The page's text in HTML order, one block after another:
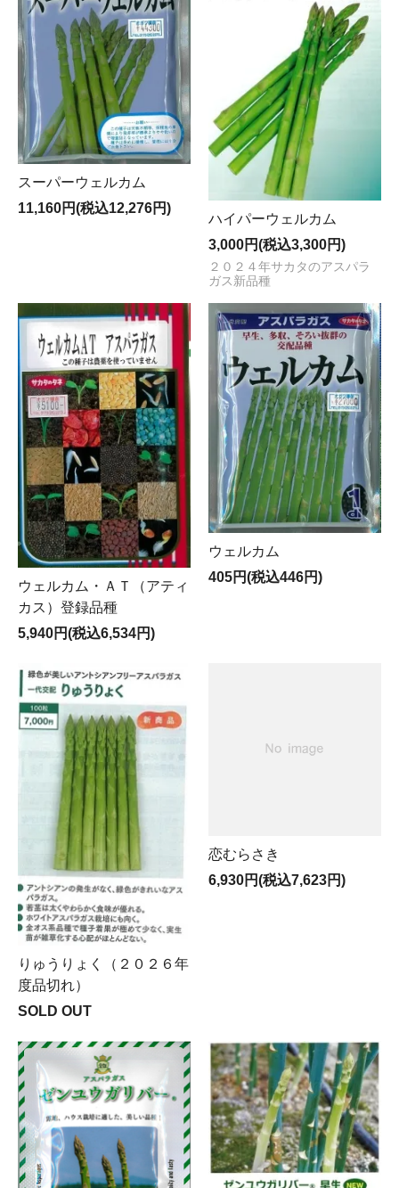
スーパーウェルカム
11,160円(税込12,276円)
ハイパーウェルカム
3,000円(税込3,300円)
２０２４年サカタのアスパラ
ガス新品種
ウェルカム・ＡＴ（アティ
カス）登録品種
5,940円(税込6,534円)
ウェルカム
405円(税込446円)
りゅうりょく（２０２６年
度品切れ）
SOLD OUT
恋むらさき
6,930円(税込7,623円)